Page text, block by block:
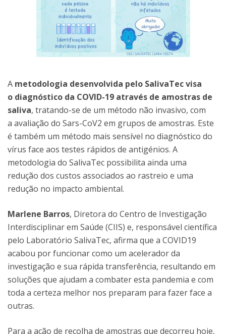
A metodologia desenvolvida pelo SalivaTec visa
o diagnóstico da COVID-19 através de amostras de
saliva, tratando-se de um método não invasivo, com
a avaliação do Sars-CoV2 em grupos de amostras. Este
é também um método mais sensível no diagnóstico do
vírus face aos testes rápidos de antigénios. A
metodologia do SalivaTec possibilita ainda uma
redução dos custos associados ao rastreio e uma
redução no impacto ambiental.
Marlene Barros, Diretora do Centro de Investigação
Interdisciplinar em Saúde (CIIS) e, responsável científica
pelo Laboratório SalivaTec, afirma que a COVID19
acabou por funcionar como um acelerador da
investigação e sua rápida transferência, resultando em
soluções que ajudam a combater esta pandemia e com
toda a certeza melhor nos preparam para fazer face a
outras.
Para a ação de recolha de amostras que decorreu hoje,